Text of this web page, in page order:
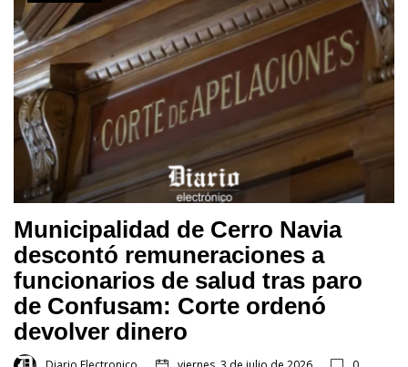
Municipalidad de Cerro Navia
descontó remuneraciones a
funcionarios de salud tras paro
de Confusam: Corte ordenó
devolver dinero